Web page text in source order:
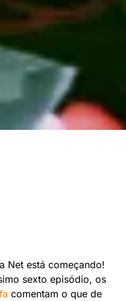
Net está começando!
sexto episódio, os
comentam o que de